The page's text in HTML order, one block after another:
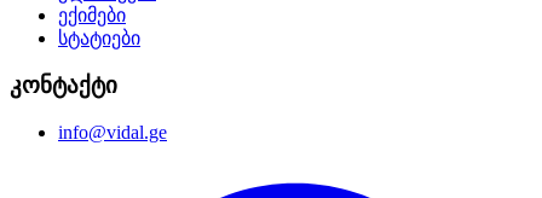
ექიმები
სტატიები
კონტაქტი
info@vidal.ge